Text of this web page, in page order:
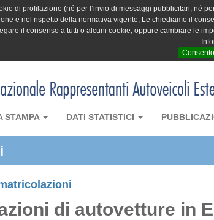
di profilazione (né per l’invio di messaggi pubblicitari, né
e nel rispetto della normativa vigente, Le chiediamo il
il consenso a tutti o alcuni cookie, oppure cambiare le
Consento
STAMPA DATI STATISTICI
di autovetture in